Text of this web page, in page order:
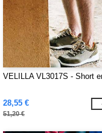
VELILLA VL3017S - Short
28,55 €
51,20 €